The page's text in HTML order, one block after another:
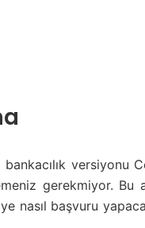
versiyonu
gerekmiyor. Bu
nasıl başvuru